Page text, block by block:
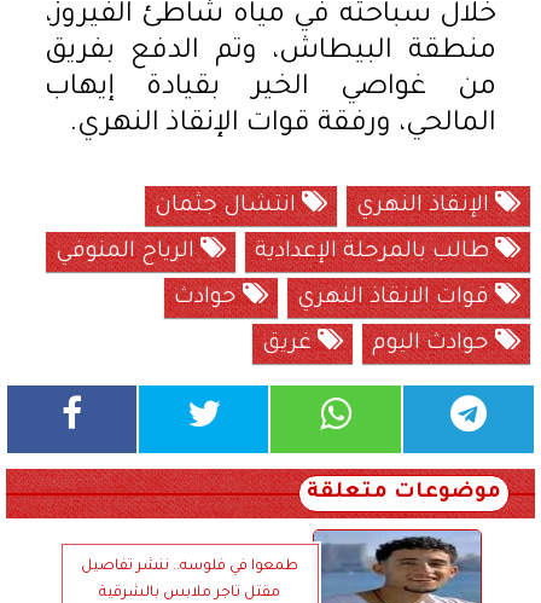
خلال سباحته في مياه شاطئ الفيروز،
منطقة البيطاش، وتم الدفع بفريق
من غواصي الخير بقيادة إيهاب
المالحي، ورفقة قوات الإنقاذ النهري.
الإنقاذ النهري
انتشال جثمان
طالب بالمرحلة الإعدادية
الرياح المنوفي
قوات الانقاذ النهري
حوادث
حوادث اليوم
غريق
موضوعات متعلقة
طمعوا في فلوسه.. ننشر تفاصيل
مقتل تاجر ملابس بالشرقية